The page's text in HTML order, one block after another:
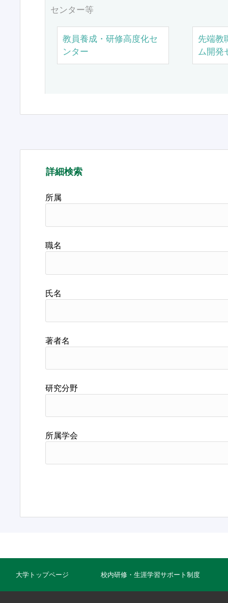
センター等
教員養成・研修高度化セ
ンター
先端教
ム開発
詳細検索
所属
職名
氏名
著者名
研究分野
所属学会
大学トップページ 校内研修・生涯学習サポート制度